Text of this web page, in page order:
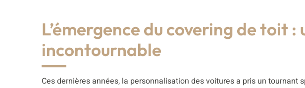
L’émergence du covering de toit
incontournable
Ces dernières années, la personnalisation des voitures a pris un tournant